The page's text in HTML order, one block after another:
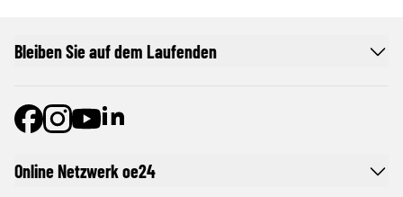
Online Netzwerk oe24
Bleiben Sie auf dem Laufenden